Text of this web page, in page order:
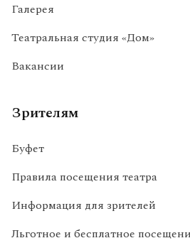
Галерея
Театральная студия «Дом»
Вакансии
Зрителям
Буфет
Правила посещения театра
Информация для зрителей
Льготное и бесплатное